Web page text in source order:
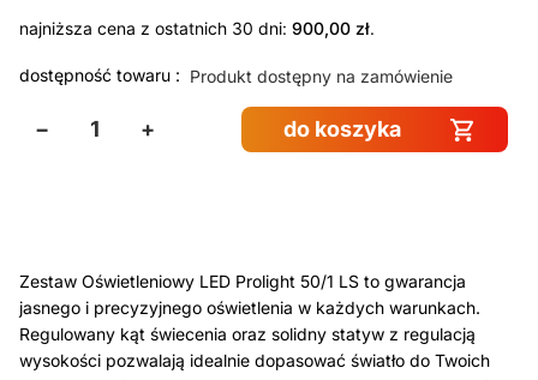
Zestaw Oświetleniowy LED Prolight 50/1 LS to gwarancja
jasnego i precyzyjnego oświetlenia w każdych warunkach.
Regulowany kąt świecenia oraz solidny statyw z regulacją
wysokości pozwalają idealnie dopasować światło do Twoich
najniższa cena z ostatnich 30 dni: 900,00 zł.
dostępność towaru : Produkt dostępny na zamówienie
− + do koszyka